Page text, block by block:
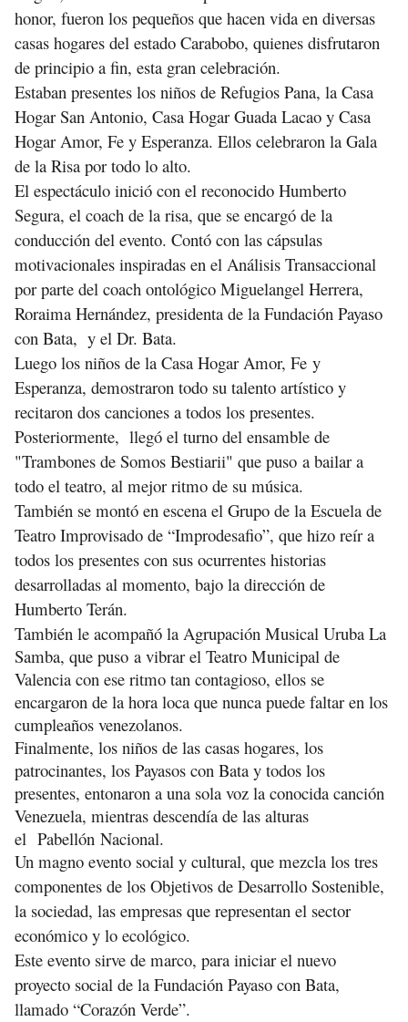
honor, fueron los pequeños que hacen vida en diversas
casas hogares del estado Carabobo, quienes disfrutaron
de principio a fin, esta gran celebración.
Estaban presentes los niños de Refugios Pana, la Casa
Hogar San Antonio, Casa Hogar Guada Lacao y Casa
Hogar Amor, Fe y Esperanza. Ellos celebraron la Gala
de la Risa por todo lo alto.
El espectáculo inició con el reconocido Humberto
Segura, el coach de la risa, que se encargó de la
conducción del evento. Contó con las cápsulas
motivacionales inspiradas en el Análisis Transaccional
por parte del coach ontológico Miguelangel Herrera,
Roraima Hernández, presidenta de la Fundación Payaso
con Bata, y el Dr. Bata.
Luego los niños de la Casa Hogar Amor, Fe y
Esperanza, demostraron todo su talento artístico y
recitaron dos canciones a todos los presentes.
Posteriormente, llegó el turno del ensamble de
"Trambones de Somos Bestiarii" que puso a bailar a
todo el teatro, al mejor ritmo de su música.
También se montó en escena el Grupo de la Escuela de
Teatro Improvisado de “Improdesafio”, que hizo reír a
todos los presentes con sus ocurrentes historias
desarrolladas al momento, bajo la dirección de
Humberto Terán.
También le acompañó la Agrupación Musical Uruba La
Samba, que puso a vibrar el Teatro Municipal de
Valencia con ese ritmo tan contagioso, ellos se
encargaron de la hora loca que nunca puede faltar en los
cumpleaños venezolanos.
Finalmente, los niños de las casas hogares, los
patrocinantes, los Payasos con Bata y todos los
presentes, entonaron a una sola voz la conocida canción
Venezuela, mientras descendía de las alturas
el Pabellón Nacional.
Un magno evento social y cultural, que mezcla los tres
componentes de los Objetivos de Desarrollo Sostenible,
la sociedad, las empresas que representan el sector
económico y lo ecológico.
Este evento sirve de marco, para iniciar el nuevo
proyecto social de la Fundación Payaso con Bata,
llamado “Corazón Verde”.